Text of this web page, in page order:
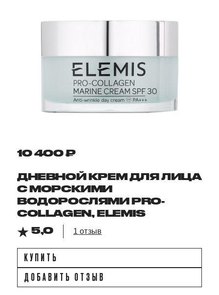
10 400 ₽
ДНЕВНОЙ КРЕМ ДЛЯ ЛИЦА
С МОРСКИМИ
ВОДОРОСЛЯМИ PRO-
COLLAGEN, ELEMIS
5,0
1 отзыв
КУПИТЬ
ДОБАВИТЬ ОТЗЫВ